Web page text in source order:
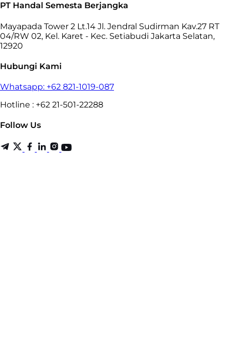
PT Handal Semesta Berjangka
Mayapada Tower 2 Lt.14 Jl. Jendral Sudirman Kav.27 RT
04/RW 02, Kel. Karet - Kec. Setiabudi Jakarta Selatan,
12920
Hubungi Kami
Whatsapp: +62 821-1019-087
Hotline : +62 21-501-22288
Follow Us